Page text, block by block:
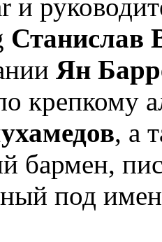
и
Станислав
Ян
крепкому
, а
бармен,
под